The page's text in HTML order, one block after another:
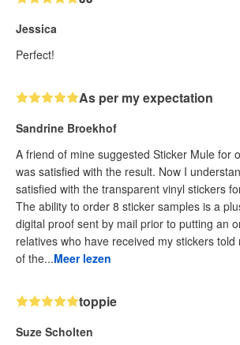
Jessica
Perfect!
As per my expectation
Sandrine Broekhof
A friend of mine suggested Sticker Mule for
was satisfied with the result. Now I
satisfied with the transparent vinyl stickers
The ability to order 8 sticker samples is a
digital proof sent by mail prior to putting an
relatives who have received my stickers
of the...Meer lezen
toppie
Suze Scholten